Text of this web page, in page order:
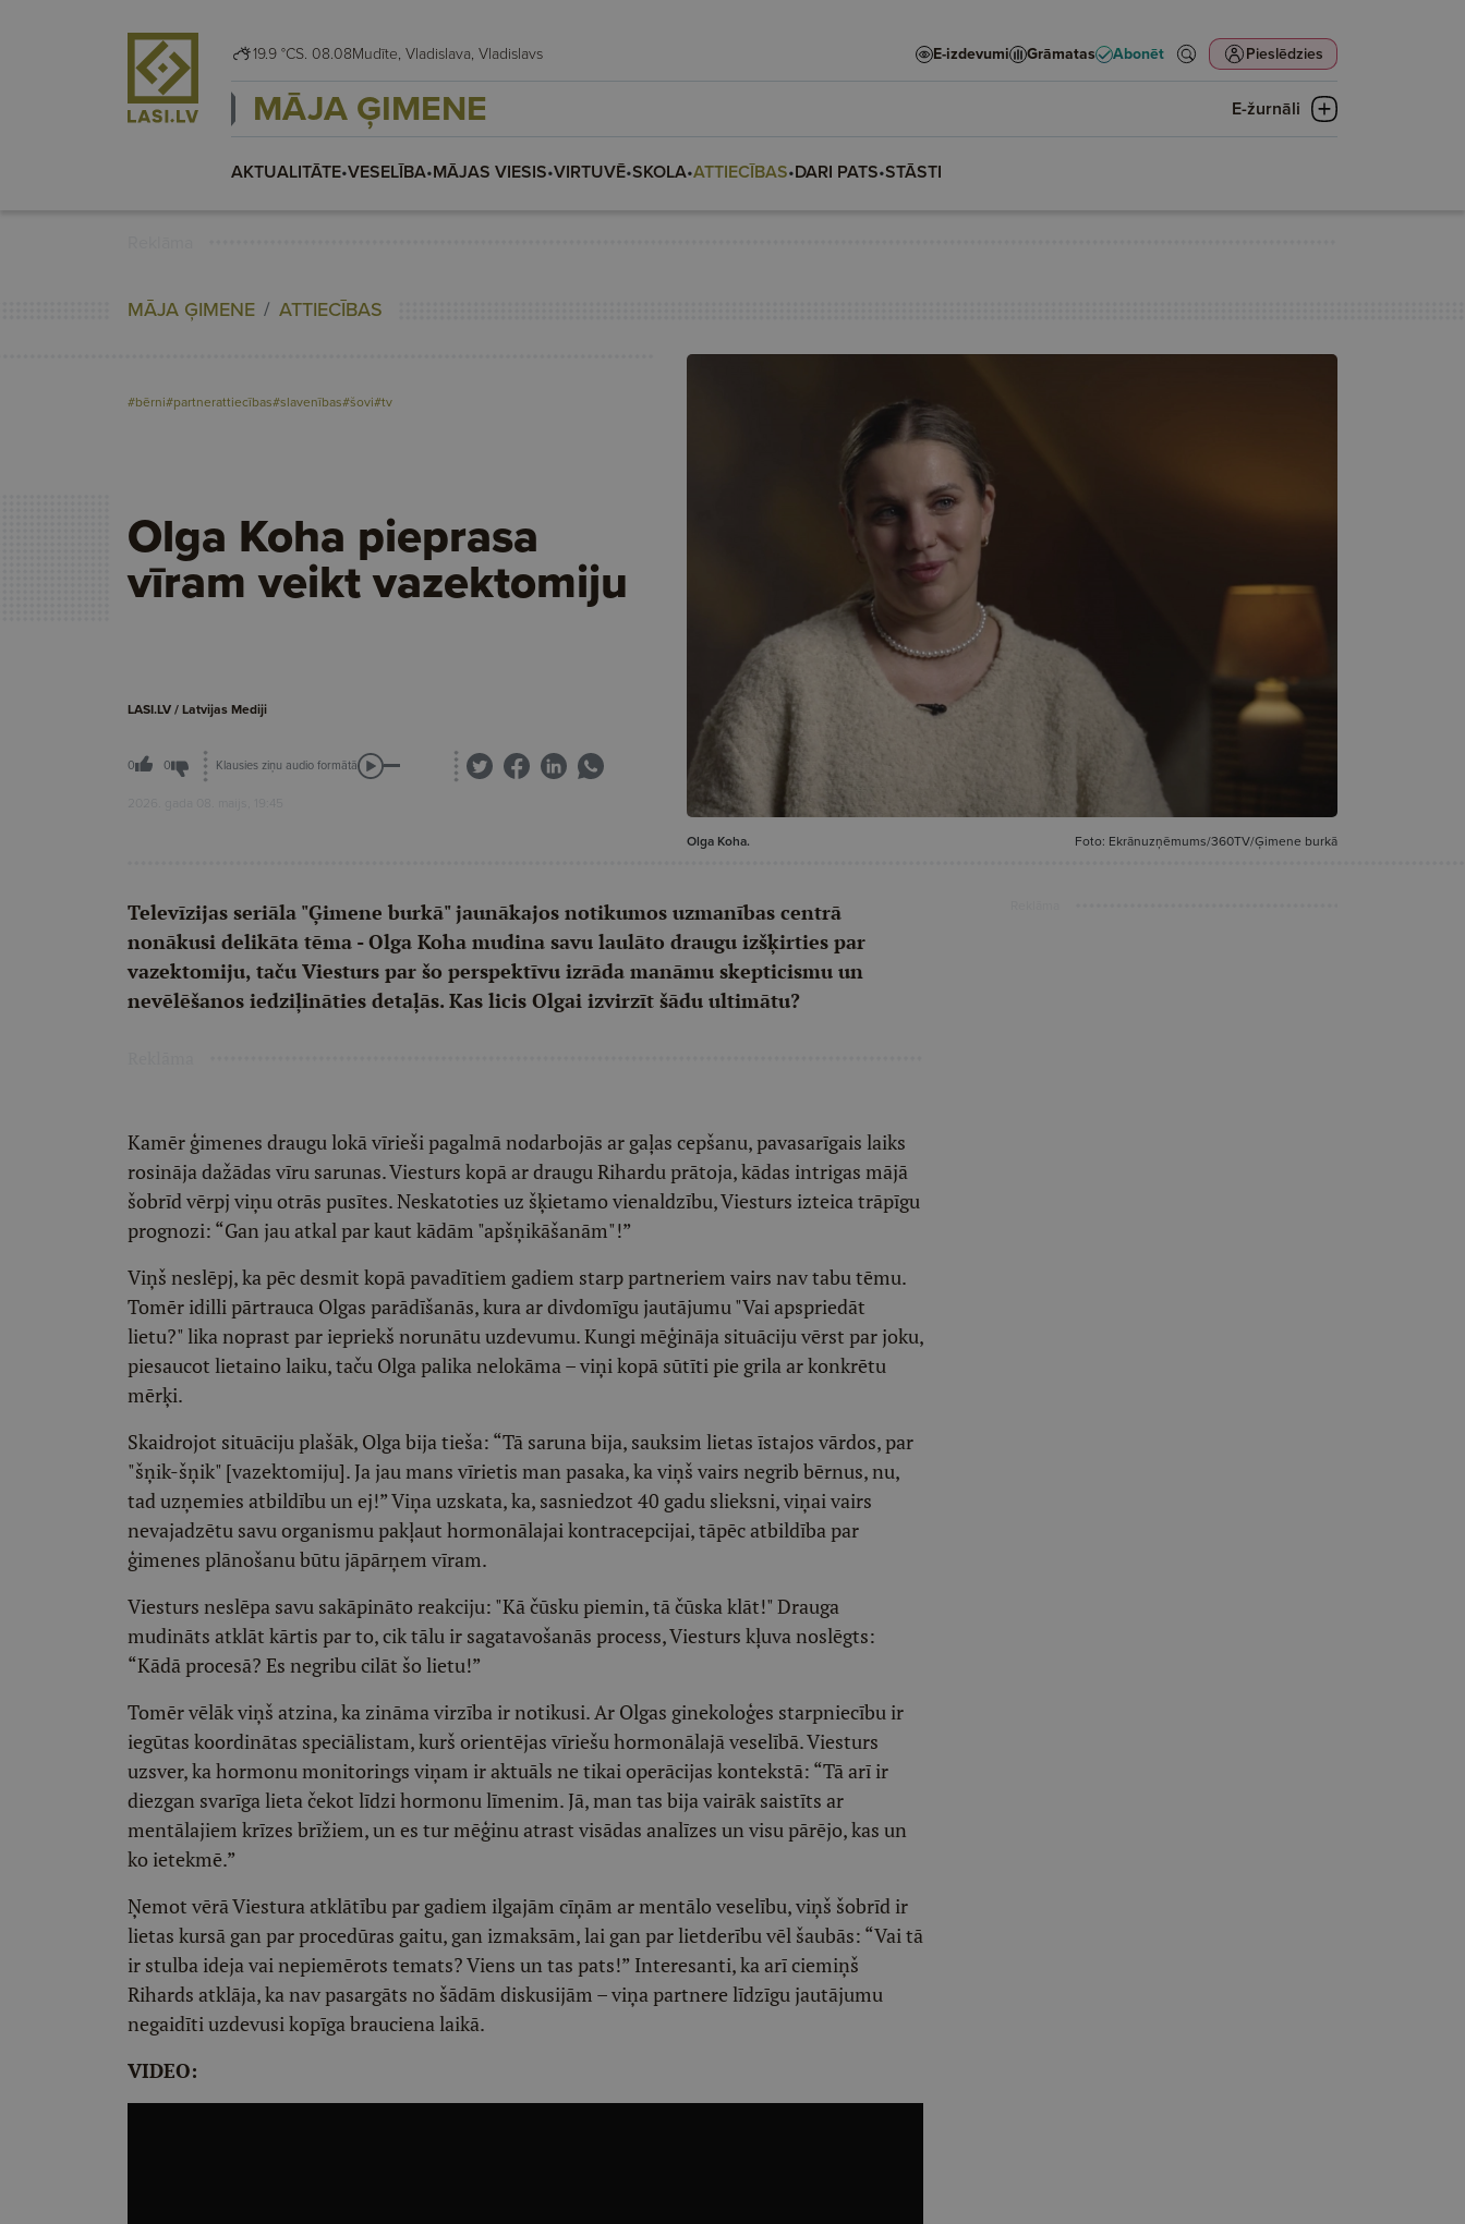
19.9 °CS. 08.08 Mudīte, Vladislava, Vladislavs E-izdevumi Grāmatas Abonēt Pieslēdzies
MĀJA ĢIMENE E-žurnāli
AKTUALITĀTE•VESELĪBA•MĀJAS VIESIS•VIRTUVĒ•SKOLA•ATTIECĪBAS•DARI PATS•STĀSTI
MĀJA ĢIMENE ATTIECĪBAS
#bērni#partnerattiecības#slavenības#šovi#tv
Olga Koha pieprasa
vīram veikt vazektomiju
LASI.LV / Latvijas Mediji
0 0 Klausies ziņu audio formātā
2026. gada 08. maijs, 19:45
Olga Koha.
Foto: Ekrānuzņēmums/360TV/Ģimene burkā
Televīzijas seriāla "Ģimene burkā" jaunākajos notikumos uzmanības centrā
nonākusi delikāta tēma - Olga Koha mudina savu laulāto draugu izšķirties par
vazektomiju, taču Viesturs par šo perspektīvu izrāda manāmu skepticismu un
nevēlēšanos iedziļināties detaļās. Kas licis Olgai izvirzīt šādu ultimātu?
Kamēr ģimenes draugu lokā vīrieši pagalmā nodarbojās ar gaļas cepšanu, pavasarīgais laiks
rosināja dažādas vīru sarunas. Viesturs kopā ar draugu Rihardu prātoja, kādas intrigas mājā
šobrīd vērpj viņu otrās pusītes. Neskatoties uz šķietamo vienaldzību, Viesturs izteica trāpīgu
prognozi: “Gan jau atkal par kaut kādām "apšņikāšanām"!”
Viņš neslēpj, ka pēc desmit kopā pavadītiem gadiem starp partneriem vairs nav tabu tēmu.
Tomēr idilli pārtrauca Olgas parādīšanās, kura ar divdomīgu jautājumu "Vai apspriedāt
lietu?" lika noprast par iepriekš norunātu uzdevumu. Kungi mēģināja situāciju vērst par joku,
piesaucot lietaino laiku, taču Olga palika nelokāma – viņi kopā sūtīti pie grila ar konkrētu
mērķi.
Skaidrojot situāciju plašāk, Olga bija tieša: “Tā saruna bija, sauksim lietas īstajos vārdos, par
"šņik-šņik" [vazektomiju]. Ja jau mans vīrietis man pasaka, ka viņš vairs negrib bērnus, nu,
tad uzņemies atbildību un ej!” Viņa uzskata, ka, sasniedzot 40 gadu slieksni, viņai vairs
nevajadzētu savu organismu pakļaut hormonālajai kontracepcijai, tāpēc atbildība par
ģimenes plānošanu būtu jāpārņem vīram.
Viesturs neslēpa savu sakāpināto reakciju: "Kā čūsku piemin, tā čūska klāt!" Drauga
mudināts atklāt kārtis par to, cik tālu ir sagatavošanās process, Viesturs kļuva noslēgts:
“Kādā procesā? Es negribu cilāt šo lietu!”
Tomēr vēlāk viņš atzina, ka zināma virzība ir notikusi. Ar Olgas ginekoloģes starpniecību ir
iegūtas koordinātas speciālistam, kurš orientējas vīriešu hormonālajā veselībā. Viesturs
uzsver, ka hormonu monitorings viņam ir aktuāls ne tikai operācijas kontekstā: “Tā arī ir
diezgan svarīga lieta čekot līdzi hormonu līmenim. Jā, man tas bija vairāk saistīts ar
mentālajiem krīzes brīžiem, un es tur mēģinu atrast visādas analīzes un visu pārējo, kas un
ko ietekmē.”
Ņemot vērā Viestura atklātību par gadiem ilgajām cīņām ar mentālo veselību, viņš šobrīd ir
lietas kursā gan par procedūras gaitu, gan izmaksām, lai gan par lietderību vēl šaubās: “Vai tā
ir stulba ideja vai nepiemērots temats? Viens un tas pats!” Interesanti, ka arī ciemiņš
Rihards atklāja, ka nav pasargāts no šādām diskusijām – viņa partnere līdzīgu jautājumu
negaidīti uzdevusi kopīga brauciena laikā.
VIDEO: